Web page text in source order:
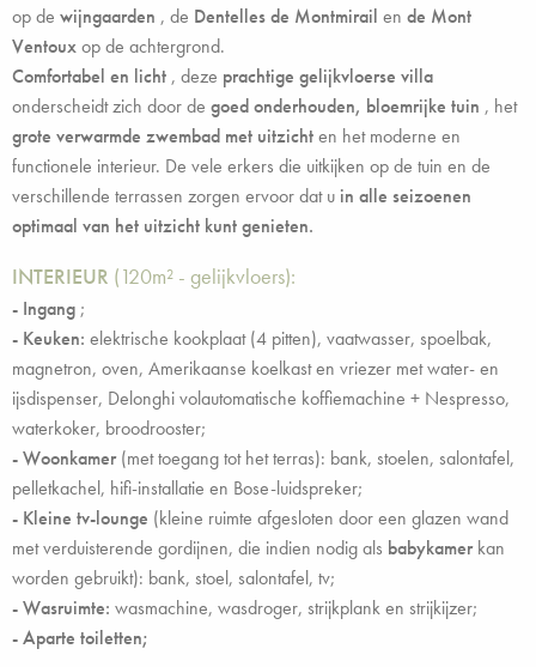
op de wijngaarden , de Dentelles de Montmirail en de Mont
Ventouxop de achtergrond.
Comfortabel en licht , deze prachtige gelijkvloerse villa
onderscheidt zich door de goed onderhouden, bloemrijke tuin , het
grote verwarmde zwembad met uitzichten het moderne en
functionele interieur. De vele erkers die uitkijken op de tuin en de
verschillende terrassen zorgen ervoor dat u in alle seizoenen
optimaal van het uitzicht kunt genieten.
INTERIEUR (120m² - gelijkvloers):
- Ingang ;
- Keuken: elektrische kookplaat (4 pitten), vaatwasser, spoelbak,
magnetron, oven, Amerikaanse koelkast en vriezer met water- en
ijsdispenser, Delonghi volautomatische koffiemachine + Nespresso,
waterkoker, broodrooster;
- Woonkamer(met toegang tot het terras): bank, stoelen, salontafel,
pelletkachel, hifi-installatie en Bose-luidspreker;
- Kleine tv-lounge (kleine ruimte afgesloten door een glazen wand
met verduisterende gordijnen, die indien nodig als babykamerkan
worden gebruikt): bank, stoel, salontafel, tv;
- Wasruimte: wasmachine, wasdroger, strijkplank en strijkijzer;
-Aparte toiletten;